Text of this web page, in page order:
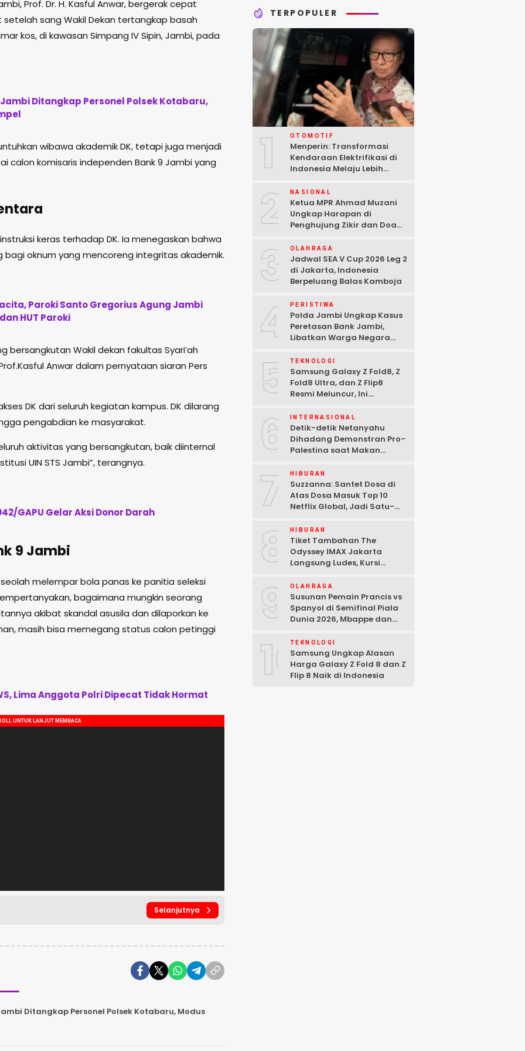
Prof. Dr. H. Kasful Anwar, bergerak cepat
sang Wakil Dekan tertangkap basah
kos, di kawasan Simpang IV Sipin, Jambi, pada
Ditangkap Personel Polsek Kotabaru,
wibawa akademik DK, tetapi juga menjadi
calon komisaris independen Bank 9 Jambi yang
keras terhadap DK. Ia menegaskan bahwa
bagi oknum yang mencoreng integritas akademik.
Paroki Santo Gregorius Agung Jambi
HUT Paroki
bersangkutan Wakil dekan fakultas Syari’ah
Anwar dalam pernyataan siaran Pers
DK dari seluruh kegiatan kampus. DK dilarang
pengabdian ke masyarakat.
aktivitas yang bersangkutan, baik diinternal
UIN STS Jambi”, terangnya.
GAPU Gelar Aksi Donor Darah
9 Jambi
melempar bola panas ke panitia seleksi
bagaimana mungkin seorang
akibat skandal asusila dan dilaporkan ke
masih bisa memegang status calon petinggi
Lima Anggota Polri Dipecat Tidak Hormat
Selanjutnya
Ditangkap Personel Polsek Kotabaru, Modus
TERPOPULER
1 OTOMOTIF
Menperin: Transformasi
Kendaraan Elektrifikasi di
Indonesia Melaju Lebih
2 NASIONAL
Ketua MPR Ahmad Muzani
Ungkap Harapan di
Penghujung Zikir dan Doa
3 OLAHRAGA
Jadwal SEA V Cup 2026 Leg 2
di Jakarta, Indonesia
Berpeluang Balas Kamboja
4 PERISTIWA
Polda Jambi Ungkap Kasus
Peretasan Bank Jambi,
Libatkan Warga Negara
Tersangka Ditangkap
5 TEKNOLOGI
Samsung Galaxy Z Fold8, Z
Fold8 Ultra, dan Z Flip8
Resmi Meluncur, Ini
6 INTERNASIONAL
Detik-detik Netanyahu
Dihadang Demonstran Pro-
Palestina saat Makan
7 HIBURAN
Suzzanna: Santet Dosa di
Atas Dosa Masuk Top 10
Netflix Global, Jadi Satu-
8 HIBURAN
Tiket Tambahan The
Odyssey IMAX Jakarta
Langsung Ludes, Kursi
9 OLAHRAGA
Susunan Pemain Prancis vs
Spanyol di Semifinal Piala
Dunia 2026, Mbappe dan
10TEKNOLOGI
Samsung Ungkap Alasan
Harga Galaxy Z Fold 8 dan Z
Flip 8 Naik di Indonesia